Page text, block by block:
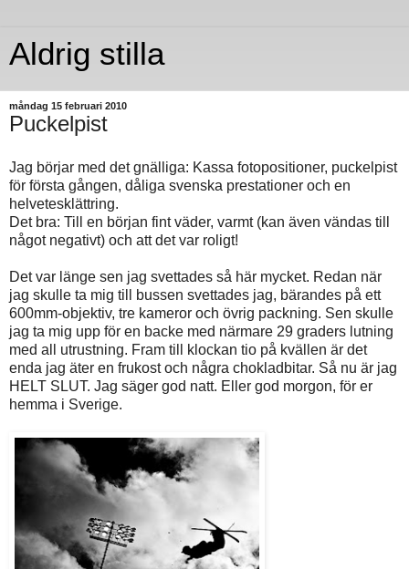
Aldrig stilla
måndag 15 februari 2010
Puckelpist
Jag börjar med det gnälliga: Kassa fotopositioner, puckelpist
för första gången, dåliga svenska prestationer och en
helvetesklättring.
Det bra: Till en början fint väder, varmt (kan även vändas till
något negativt) och att det var roligt!
Det var länge sen jag svettades så här mycket. Redan när
jag skulle ta mig till bussen svettades jag, bärandes på ett
600mm-objektiv, tre kameror och övrig packning. Sen skulle
jag ta mig upp för en backe med närmare 29 graders lutning
med all utrustning. Fram till klockan tio på kvällen är det
enda jag äter en frukost och några chokladbitar. Så nu är jag
HELT SLUT. Jag säger god natt. Eller god morgon, för er
hemma i Sverige.